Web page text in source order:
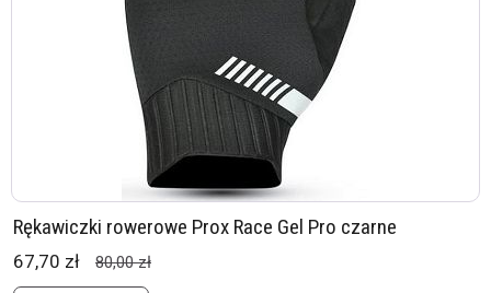
Rękawiczki rowerowe Prox Race Gel Pro czarne
67,70 zł 80,00 zł